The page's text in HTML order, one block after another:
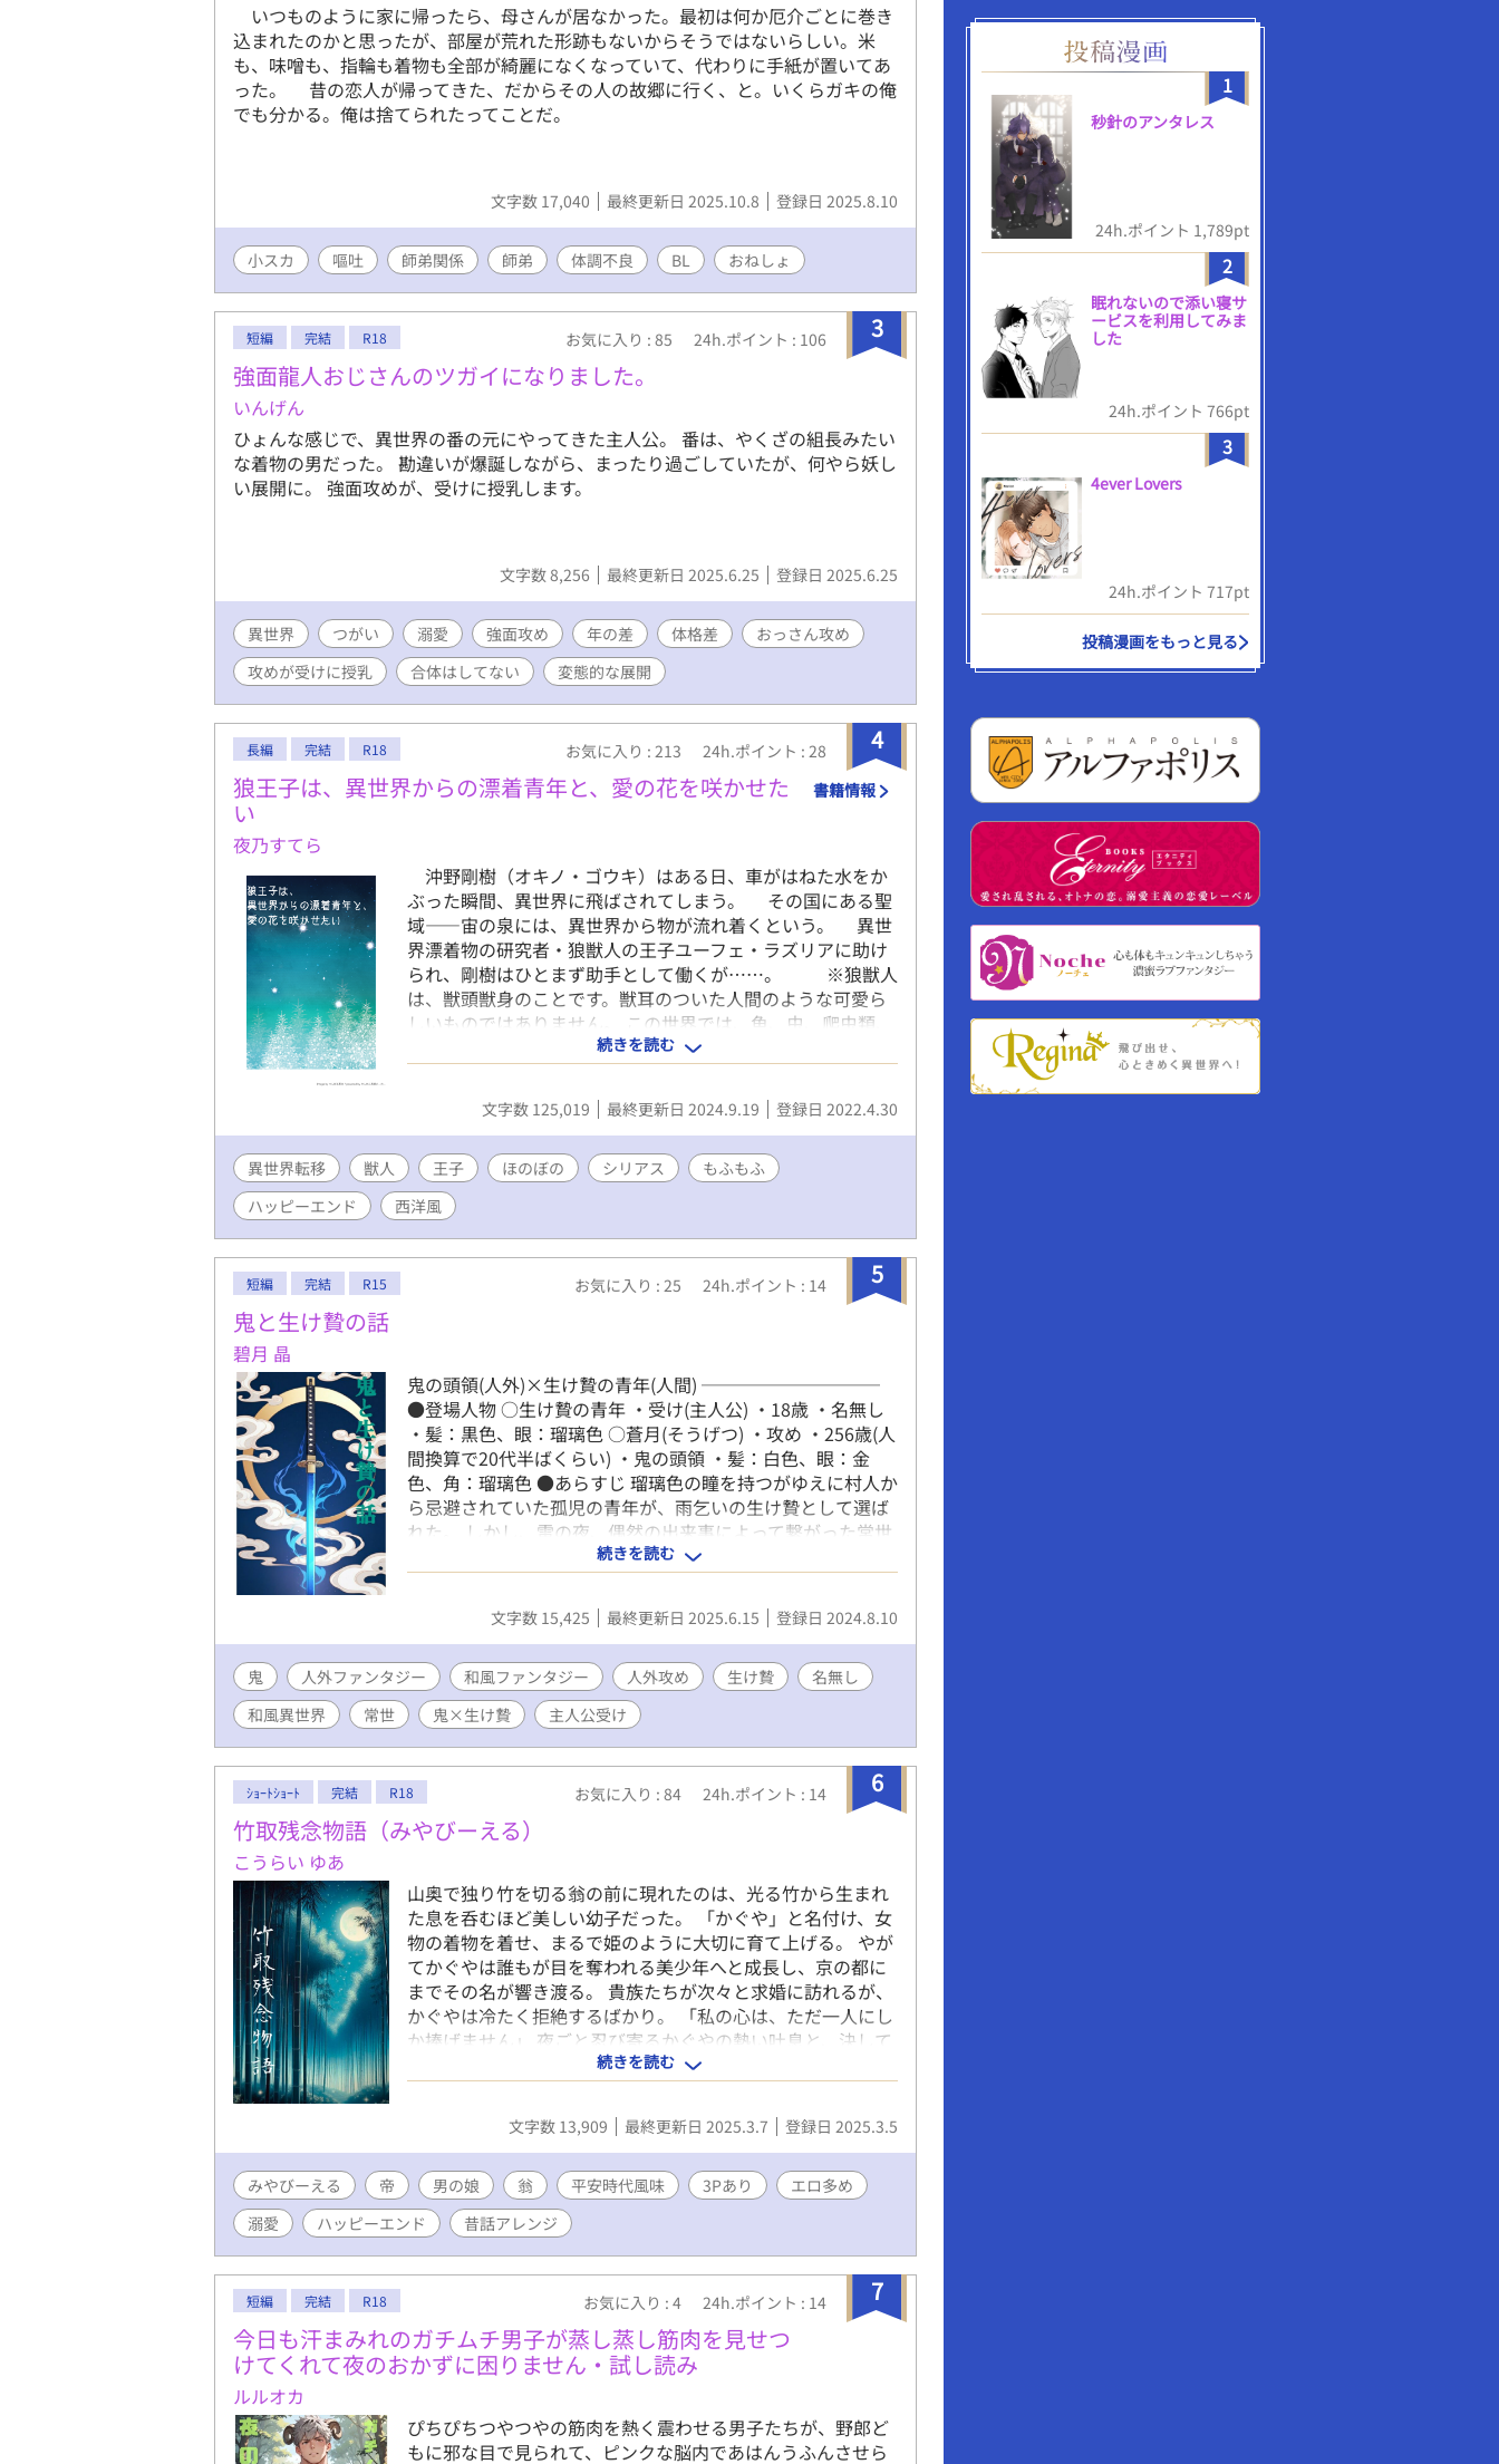
写があります。 ※受け同士の絡みがあります(ほぐし合い、キ
ス等) ※コメディ風味です、あくまで風味です。 ※タイトル
の後に（）でメインの登場人物名を記してあります。順次全
話実装予定です。 ×がある場合は性的描写アリ、＋の場合
は軽い絡みまでとなっております。
いつものように家に帰ったら、母さんが居なかった。最初は何か厄介ごとに巻き
込まれたのかと思ったが、部屋が荒れた形跡もないからそうではないらしい。米
も、味噌も、指輪も着物も全部が綺麗になくなっていて、代わりに手紙が置いてあ
った。 昔の恋人が帰ってきた、だからその人の故郷に行く、と。いくらガキの俺
でも分かる。俺は捨てられたってことだ。
文字数 17,040 最終更新日 2025.10.8 登録日 2025.8.10
小スカ 嘔吐 師弟関係 師弟 体調不良 BL おねしょ
3
短編 完結 R18 お気に入り : 85 24h.ポイント : 106
強面龍人おじさんのツガイになりました。
いんげん
ひょんな感じで、異世界の番の元にやってきた主人公。 番は、やくざの組長みたい
な着物の男だった。 勘違いが爆誕しながら、まったり過ごしていたが、何やら妖し
い展開に。 強面攻めが、受けに授乳します。
文字数 8,256 最終更新日 2025.6.25 登録日 2025.6.25
異世界 つがい 溺愛 強面攻め 年の差 体格差
おっさん攻め
攻めが受けに授乳
合体はしてない 変態的な展開
4
長編 完結 R18 お気に入り : 213 24h.ポイント : 28
狼王子は、異世界からの漂着青年と、愛の花を咲かせた
い
夜乃すてら
書籍情報
沖野剛樹（オキノ・ゴウキ）はある日、車がはねた水をか
ぶった瞬間、異世界に飛ばされてしまう。 その国にある聖
域――宙の泉には、異世界から物が流れ着くという。 異世
界漂着物の研究者・狼獣人の王子ユーフェ・ラズリアに助け
られ、剛樹はひとまず助手として働くが……。 ※狼獣人
は、獣頭獣身のことです。獣耳のついた人間のような可愛ら
しいものではありません。 この世界では、魚、虫、爬虫類、
両生類、鳥以外は、吉祥花というもので生まれます。
※R18は後半あたりに入る予定。 ※主人公が受です。 ム
ーンでも重複更新してます。 2018年くらいからぼちぼち書
いている作品です。 ちょうど体調不良や中華沼落ちなどが
るつもりはありますし、たぶんアルファさんのほうが受け良
さそうだなあと思って、こちらにものせてみることにしまし
た。 あちらで募集してたお題、以下１０個をどこかに使
う予定です。何がどう使われるかは、お楽しみに(^ ^) 電
卓、メスシリンダー、しゃっくり、つめ、くじら、南の一つ
星、ひも、スプレー、オムレツ、バランスボール お題にご
続きを読む
文字数 125,019 最終更新日 2024.9.19 登録日 2022.4.30
異世界転移 獣人 王子 ほのぼの シリアス
もふもふ
ハッピーエンド
西洋風
5
短編 完結 R15 お気に入り : 25 24h.ポイント : 14
鬼と生け贄の話
碧月 晶
鬼の頭領(人外)×生け贄の青年(人間) ──────────
●登場人物 ○生け贄の青年 ・受け(主人公) ・18歳 ・名無し
・髪：黒色、眼：瑠璃色 ○蒼月(そうげつ) ・攻め ・256歳(人
間換算で20代半ばくらい) ・鬼の頭領 ・髪：白色、眼：金
色、角：瑠璃色 ●あらすじ 瑠璃色の瞳を持つがゆえに村人か
ら忌避されていた孤児の青年が、雨乞いの生け贄として選ば
れた。 しかし、雷の夜、偶然の出来事によって繋がった常世
(とこよ)への道に落ちてしまう。 「そんな醜悪な人間なん
て、さっさと殺してしまえば良いのですよ」 美しき鬼と生け
贄の青年が出会う時、運命の歯車が動き出す───。
────────── ※和風人外ファンタジーなお話です。
場人物たちは全員着物を着ています。 ※BLove様で開催され
たコンテスト用に書いた短編小説(全10話)です。 ※表紙絵は
作者が生成AIで試しに作ってみたものです。 ※いいね、お気
に入り、感想、大歓迎です！！
続きを読む
文字数 15,425 最終更新日 2025.6.15 登録日 2024.8.10
鬼 人外ファンタジー 和風ファンタジー 人外攻め 生け贄
名無し
和風異世界
常世 鬼×生け贄 主人公受け
6
ｼｮｰﾄｼｮｰﾄ 完結 R18 お気に入り : 84 24h.ポイント : 14
竹取残念物語（みやびーえる）
こうらい ゆあ
山奥で独り竹を切る翁の前に現れたのは、光る竹から生まれ
た息を呑むほど美しい幼子だった。 「かぐや」と名付け、女
物の着物を着せ、まるで姫のように大切に育て上げる。 やが
てかぐやは誰もが目を奪われる美少年へと成長し、京の都に
までその名が響き渡る。 貴族たちが次々と求婚に訪れるが、
かぐやは冷たく拒絶するばかり。 「私の心は、ただ一人にし
か捧げません」 夜ごと忍び寄るかぐやの熱い吐息と、決して
許されない想い。 育ての親への禁断の愛は、静かに、確実に
翁の身体と心を蝕んでいく。 そんな、残念な竹取物語をベー
スとしたエロ満載のお話です。
続きを読む
文字数 13,909 最終更新日 2025.3.7 登録日 2025.3.5
みやびーえる 帝 男の娘 翁 平安時代風味 3Pあり
エロ多め
溺愛
ハッピーエンド 昔話アレンジ
7
短編 完結 R18 お気に入り : 4 24h.ポイント : 14
今日も汗まみれのガチムチ男子が蒸し蒸し筋肉を見せつ
けてくれて夜のおかずに困りません・試し読み
ルルオカ
ぴちぴちつやつやの筋肉を熱く震わせる男子たちが、野郎ど
もに邪な目で見られて、ピンクな脳内であはんうふんさせら
1
秒針のアンタレス
24h.ポイント 1,789pt
2
眠れないので添い寝サ
ービスを利用してみま
した
24h.ポイント 766pt
3
4ever Lovers
24h.ポイント 717pt
投稿漫画をもっと見る